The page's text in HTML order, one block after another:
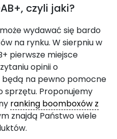
czyli jaki?
wydawać się bardo
na rynku. W sierpniu w
pierwsze miejsce
opinii o
na pewno pomocne
sprzętu. Proponujemy
ranking boomboxów z
znajdą Państwo wiele